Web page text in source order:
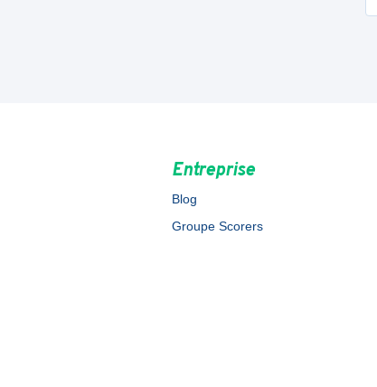
Entreprise
Blog
Groupe Scorers